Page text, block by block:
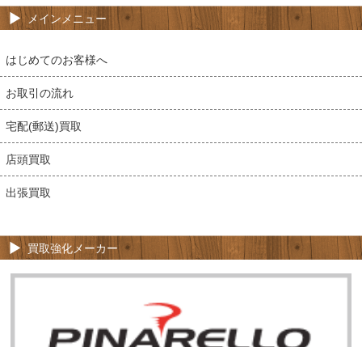
メインメニュー
はじめてのお客様へ
お取引の流れ
宅配(郵送)買取
店頭買取
出張買取
買取強化メーカー